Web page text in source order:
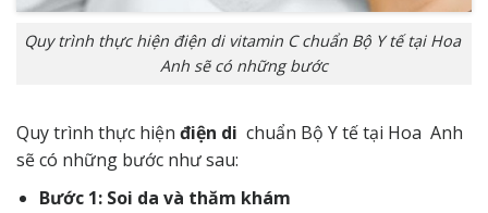
Quy trình thực hiện điện di vitamin C chuẩn Bộ Y tế tại Hoa
Anh sẽ có những bước
Quy trình thực hiện điện di chuẩn Bộ Y tế tại Hoa Anh
sẽ có những bước như sau:
Bước 1: Soi da và thăm khám